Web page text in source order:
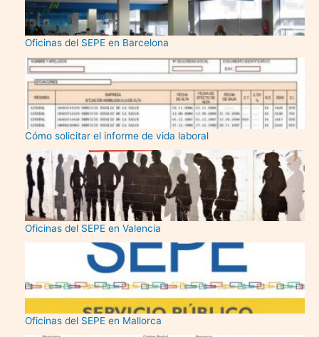
Oficinas del SEPE en Barcelona
Cómo solicitar el informe de vida laboral
Oficinas del SEPE en Valencia
Oficinas del SEPE en Mallorca